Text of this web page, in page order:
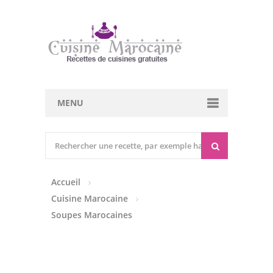
MENU
Entrées Froides
Accueil
Cuisine Marocaine
Soupes Marocaines